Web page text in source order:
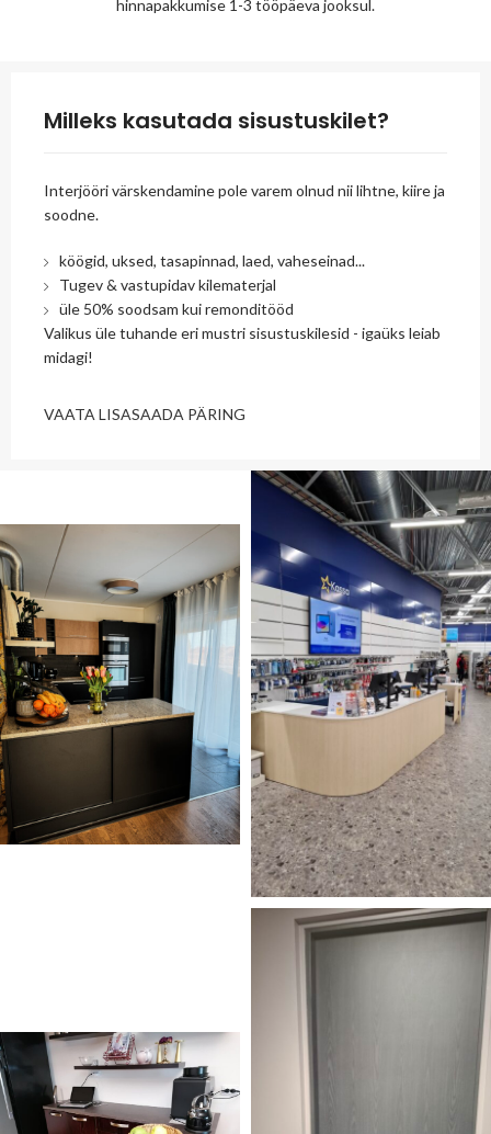
hinnapakkumise 1-3 tööpäeva jooksul.
Milleks kasutada sisustuskilet?
Interjööri värskendamine pole varem olnud nii lihtne, kiire ja
soodne.
köögid, uksed, tasapinnad, laed, vaheseinad...
Tugev & vastupidav kilematerjal
üle 50% soodsam kui remonditööd
Valikus üle tuhande eri mustri sisustuskilesid - igaüks leiab
midagi!
VAATA LISASAADA PÄRING